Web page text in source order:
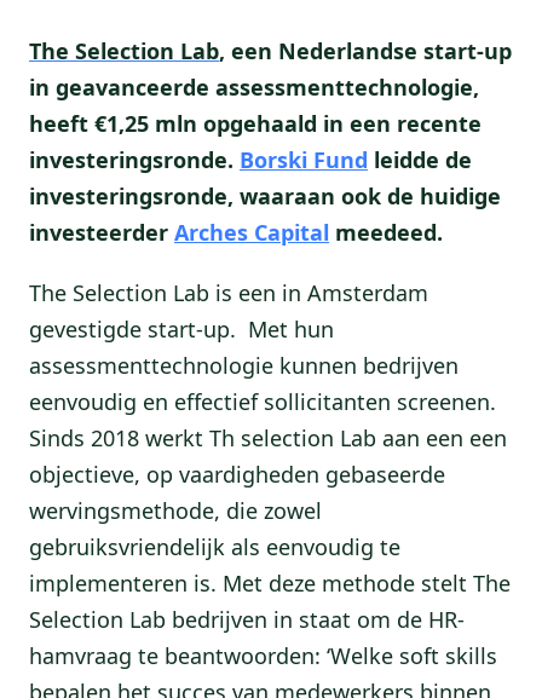
The Selection Lab, een Nederlandse start-up
in geavanceerde assessmenttechnologie,
heeft €1,25 mln opgehaald in een recente
investeringsronde. Borski Fund leidde de
investeringsronde, waaraan ook de huidige
investeerder Arches Capital meedeed.
The Selection Lab is een in Amsterdam
gevestigde start-up. Met hun
assessmenttechnologie kunnen bedrijven
eenvoudig en effectief sollicitanten screenen.
Sinds 2018 werkt Th selection Lab aan een een
objectieve, op vaardigheden gebaseerde
wervingsmethode, die zowel
gebruiksvriendelijk als eenvoudig te
implementeren is. Met deze methode stelt The
Selection Lab bedrijven in staat om de HR-
hamvraag te beantwoorden: ‘Welke soft skills
bepalen het succes van medewerkers binnen